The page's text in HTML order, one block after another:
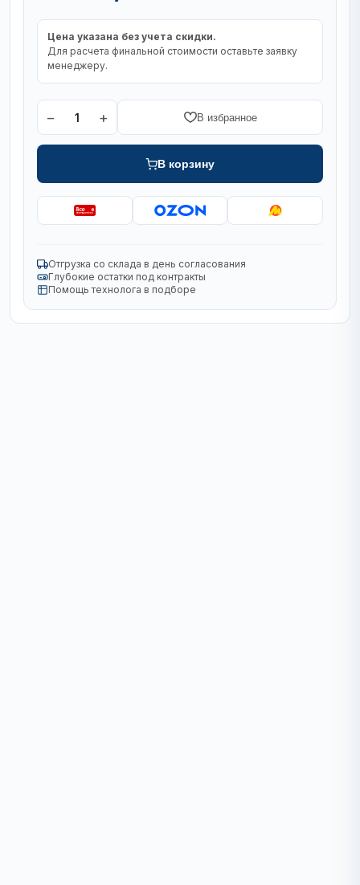
Цена указана без учета скидки.
Для расчета финальной стоимости оставьте заявку
менеджеру.
− 1 + В избранное
В корзину
Отгрузка со склада в день согласования
Глубокие остатки под контракты
Помощь технолога в подборе